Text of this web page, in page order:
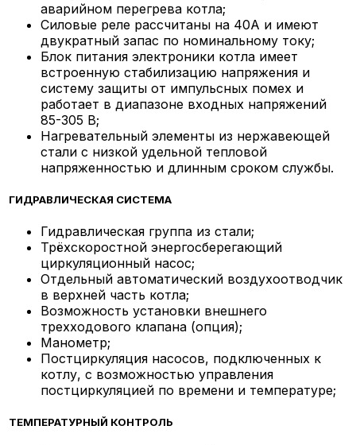
аварийном перегрева котла;
Силовые реле рассчитаны на 40А и имеют
двукратный запас по номинальному току;
Блок питания электроники котла имеет
встроенную стабилизацию напряжения и
систему защиты от импульсных помех и
работает в диапазоне входных напряжений
85-305 В;
Нагревательный элементы из нержавеющей
стали с низкой удельной тепловой
напряженностью и длинным сроком службы.
ГИДРАВЛИЧЕСКАЯ СИСТЕМА
Гидравлическая группа из стали;
Трёхскоростной энергосберегающий
циркуляционный насос;
Отдельный автоматический воздухоотводчик
в верхней часть котла;
Возможность установки внешнего
трехходового клапана (опция);
Манометр;
Постциркуляция насосов, подключенных к
котлу, с возможностью управления
постциркуляцией по времени и температуре;
ТЕМПЕРАТУРНЫЙ КОНТРОЛЬ